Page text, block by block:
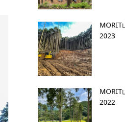
MORIT
2023
MORIT
2022